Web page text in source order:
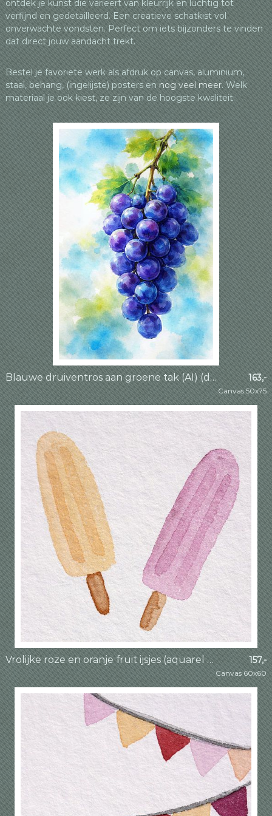
o
k
p
ontdek je kunst die varieert van kleurrijk en luchtig tot
verfijnd en gedetailleerd. Een creatieve schatkist vol
onverwachte vondsten. Perfect om iets bijzonders te vinden
dat direct jouw aandacht trekt.
Bestel je favoriete werk als afdruk op canvas, aluminium,
staal, behang, (ingelijste) posters ennogveel meer. Welk
materiaal je ook kiest, ze zijn van de hoogste kwaliteit.
Blauwe druiventros aan groene tak (AI) (druiven, wijn, fruit, natuur, wijngaard) 163,-
Canvas 50x75
Vrolijke roze en oranje fruit ijsjes (aquarel schilderij waterijsjes kinderkamer snoep zomer strand) 157,-
Canvas 60x60